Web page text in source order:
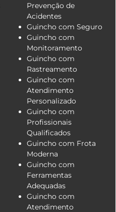
Prevenção de
Acidentes
Guincho com Seguro
Guincho com
Monitoramento
Guincho com
Rastreamento
Guincho com
Atendimento
Personalizado
Guincho com
Profissionais
Qualificados
Guincho com Frota
Moderna
Guincho com
Ferramentas
Adequadas
Guincho com
Atendimento